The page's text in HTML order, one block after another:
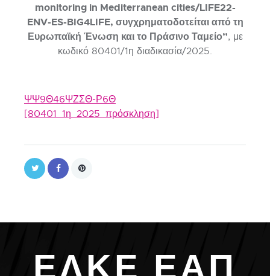
monitoring in Mediterranean cities/LIFE22-
ENV-ES-BIG4LIFE, συγχρηματοδοτείται από τη
Ευρωπαϊκή Ένωση και το Πράσινο Ταμείο”, με
κωδικό 80401/1η διαδικασία/2025.
ΨΨ9Θ46ΨΖΣΘ-Ρ6Θ
[80401_1η_2025_πρόσκληση]